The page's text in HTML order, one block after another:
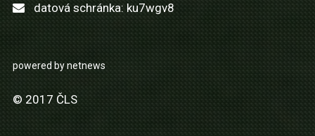
datová schránka: ku7wgv8
powered by netnews
© 2017 ČLS